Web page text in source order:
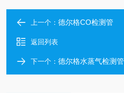
上一个：德尔格CO检测管
返回列表
下一个：德尔格水蒸气检测管